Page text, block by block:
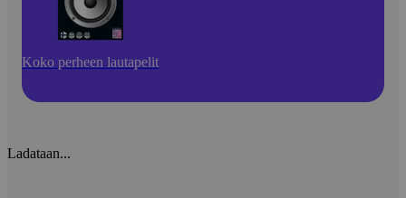
Koko perheen lautapelit
Ladataan...